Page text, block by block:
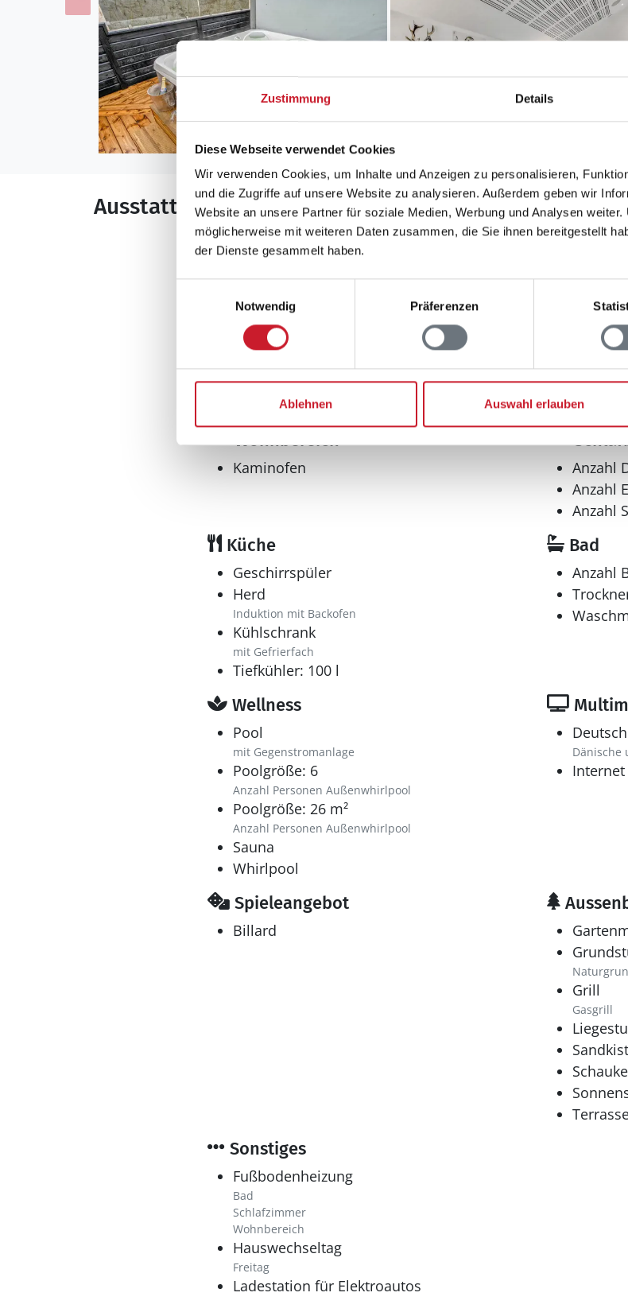
Zustimmung Details
Diese Webseite verwendet Cookies
Wir verwenden Cookies, um Inhalte und Anzeigen zu personalisieren,
und die Zugriffe auf unsere Website zu analysieren. Außerdem geben wir
Website an unsere Partner für soziale Medien, Werbung und Analysen
möglicherweise mit weiteren Daten zusammen, die Sie ihnen bereitgestellt
der Dienste gesammelt haben.
Notwendig
Präferenzen
Ablehnen Auswahl erlauben
Ausstattung
Allgemeines
Anzahl Haustiere maximal: 2
Anzahl Personen: 12
Baujahr: 2019
Grundstücksfläche: 950 m²
Nichtraucher
Wohnfläche: 260 m²
Wohnbereich
Kaminofen
Anzahl
Anzahl
Anzahl
Küche
Geschirrspüler
Herd
Induktion mit Backofen
Kühlschrank
mit Gefrierfach
Tiefkühler: 100 l
Bad
Anzahl
Wellness
Pool
mit Gegenstromanlage
Poolgröße: 6
Anzahl Personen Außenwhirlpool
Poolgröße: 26 m²
Anzahl Personen Außenwhirlpool
Sauna
Whirlpool
Dänische
Internet
Spieleangebot
Billard
Grill
Gasgrill
Sonstiges
Fußbodenheizung
Bad
Schlafzimmer
Wohnbereich
Hauswechseltag
Freitag
Ladestation für Elektroautos